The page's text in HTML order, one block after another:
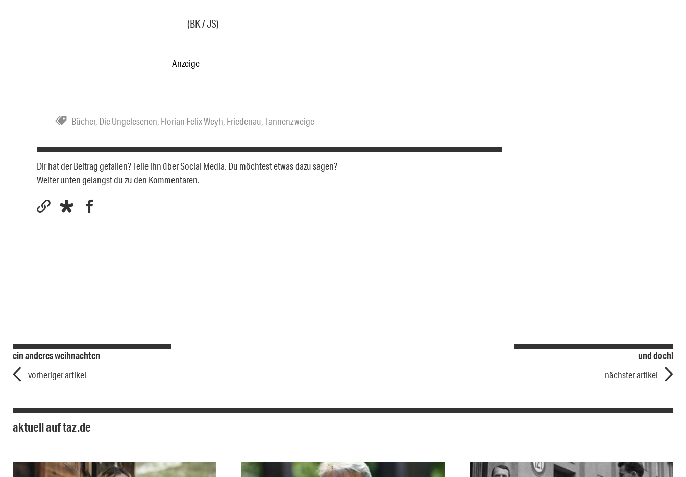
(BK / JS)
Anzeige
Bücher, Die Ungelesenen, Florian Felix Weyh, Friedenau,Tannenzweige
Dir hat der Beitrag gefallen? Teile ihn über Social Media. Du möchtest etwas dazu sagen?
Weiter unten gelangst du zu den Kommentaren.
ein anderes weihnachten
vorheriger artikel
und doch!
nächster artikel
aktuell auf taz.de